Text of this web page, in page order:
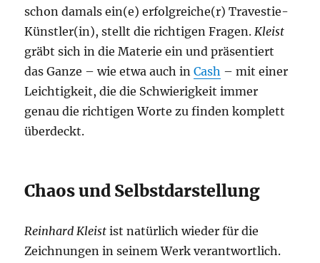
schon damals ein(e) erfolgreiche(r) Travestie-
Künstler(in), stellt die richtigen Fragen.Kleist
gräbt sich in die Materie ein und präsentiert
das Ganze – wie etwa auch inCash – mit einer
Leichtigkeit, die die Schwierigkeit immer
genau die richtigen Worte zu finden komplett
überdeckt.
Chaos und Selbstdarstellung
Reinhard Kleist ist natürlich wieder für die
Zeichnungen in seinem Werk verantwortlich.